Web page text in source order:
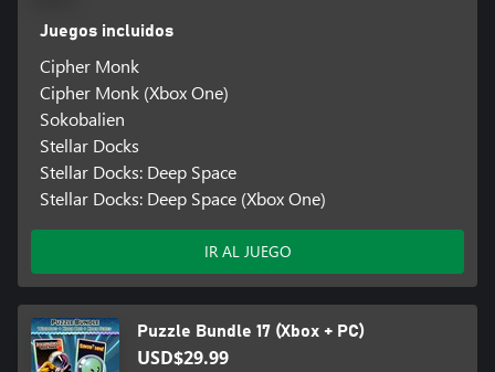
Juegos incluidos
Cipher Monk
Cipher Monk (Xbox One)
Sokobalien
Stellar Docks
Stellar Docks: Deep Space
Stellar Docks: Deep Space (Xbox One)
IR AL JUEGO
Puzzle Bundle 17 (Xbox + PC)
USD$29.99